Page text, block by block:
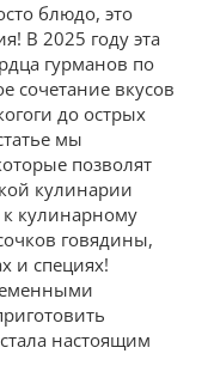
блюдо, это
В 2025 году эта
гурманов по
сочетание вкусов
до острых
мы
позволят
кулинарии
к кулинарному
говядины,
и специях!
настоящим